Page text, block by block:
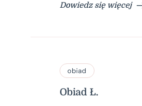
Dowiedz się więcej
obiad
Obiad Ł.